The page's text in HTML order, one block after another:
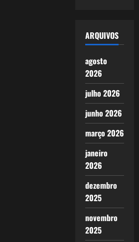
ARQUIVOS
agosto
2026
julho 2026
junho 2026
março 2026
janeiro
2026
dezembro
2025
novembro
2025